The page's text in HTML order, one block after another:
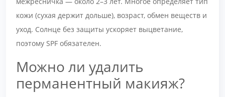
кожи (сухая держит дольше), возраст, обмен веществ и
уход. Солнце без защиты ускоряет выцветание,
поэтому SPF обязателен.
Можно ли удалить
перманентный макияж?